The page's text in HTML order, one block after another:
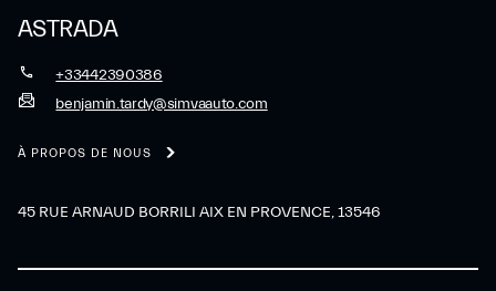
ASTRADA
+33442390386
benjamin.tardy@simvaauto.com
À PROPOS DE NOUS
45 RUE ARNAUD BORRILI AIX EN PROVENCE, 13546